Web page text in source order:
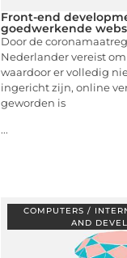
Front-end
goedwerkende
Door de
Nederlander vereist
waardoor er volledig
ingericht zijn, online
geworden is
...
COMPUTERS /
AND